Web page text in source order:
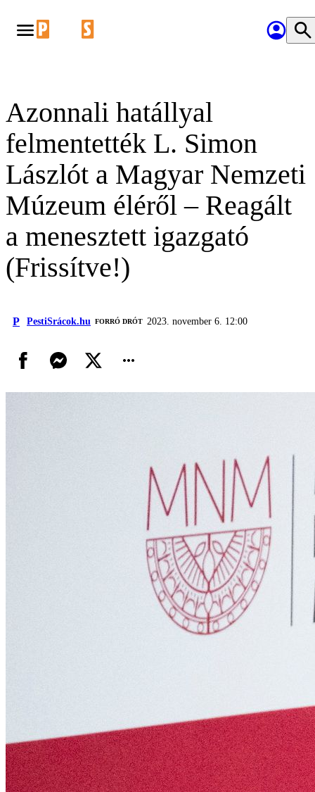
Azonnali hatállyal
felmentették L. Simon
Lászlót a Magyar Nemzeti
Múzeum éléről – Reagált
a menesztett igazgató
(Frissítve!)
P PestiSrácok.hu FORRÓ DRÓT 2023. november 6. 12:00